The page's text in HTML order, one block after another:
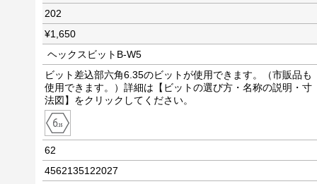
202
¥1,650
ヘックスビットB-W5
ビット差込部六角6.35のビットが使用できます。（市販品も
使用できます。）詳細は【ビットの選び方・名称の説明・寸
法図】をクリックしてください。
62
4562135122027